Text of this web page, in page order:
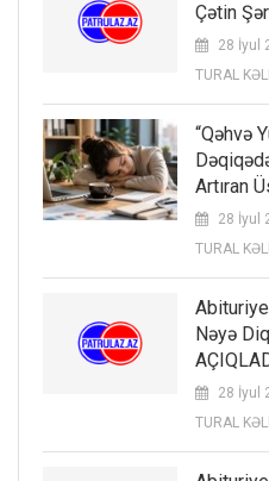
Çətin
28 İyul
TURAL
“Qəhvə
Artıran
28 İyul
TURAL
Nəyə
28 İyul
TURAL